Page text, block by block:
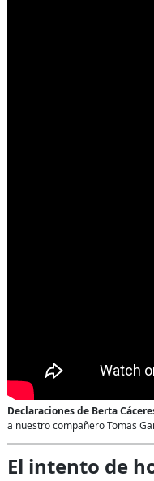
Declaraciones de Berta
a nuestro compañero Tomas
El intento de